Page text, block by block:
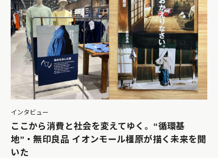
インタビュー
ここから消費と社会を変えてゆく。“循環基
地”・無印良品 イオンモール橿原が描く未来を聞
いた